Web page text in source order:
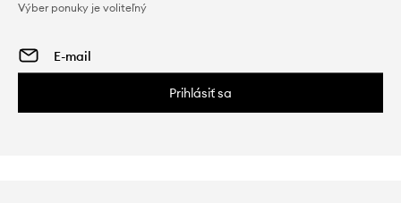
Výber ponuky je voliteľný
Prihlásiť sa